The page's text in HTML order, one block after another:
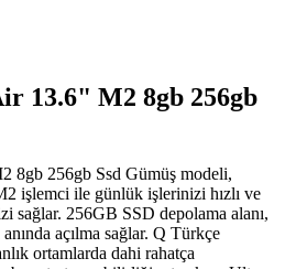
13.6" M2 8gb 256gb
8gb 256gb Ssd Gümüş modeli,
işlemci ile günlük işlerinizi hızlı ve
sağlar. 256GB SSD depolama alanı,
açılma sağlar. Q Türkçe
ortamlarda dahi rahatça